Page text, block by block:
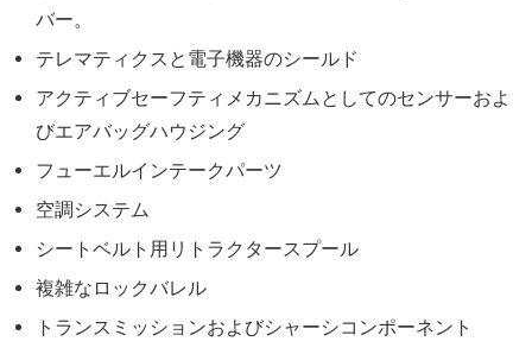
バー。
テレマティクスと電子機器のシールド
アクティブセーフティメカニズムとしてのセンサーおよ
びエアバッグハウジング
フューエルインテークパーツ
空調システム
シートベルト用リトラクタースプール
複雑なロックバレル
トランスミッションおよびシャーシコンポーネント